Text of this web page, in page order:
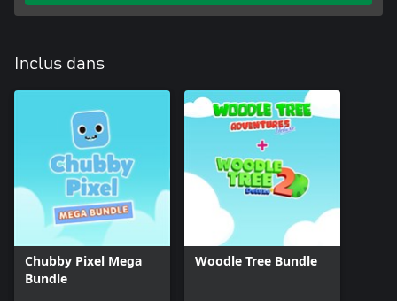
Inclus dans
Chubby Pixel Mega
Bundle
Woodle Tree Bundle